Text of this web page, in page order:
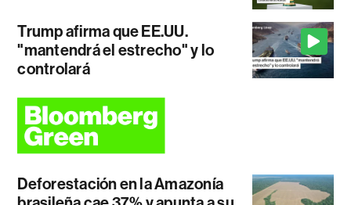
Trump afirma que EE.UU.
"mantendrá el estrecho" y lo
controlará
Deforestación en la Amazonía